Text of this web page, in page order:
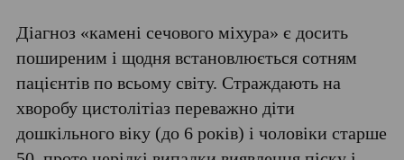
Діагноз «камені сечового міхура» є досить
поширеним і щодня встановлюється сотням
пацієнтів по всьому світу. Страждають на
хворобу цистолітіаз переважно діти
дошкільного віку (до 6 років) і чоловіки старше